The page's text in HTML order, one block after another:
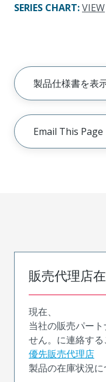
SERIES CHART:VIEW
製品仕様書を表
Email This Page
販売代理店
現在、
当社の販売パー
せん。に連絡す
優先販売代理店
製品の在庫状況